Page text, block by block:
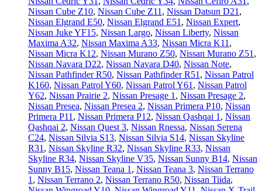
Nissan Cube Z10, Nissan Cube Z11 , Nissan Datsun D21 ,
Nissan Elgrand E50, Nissan Elgrand E51 , Nissan Expert,
Nissan Juke YF15, Nissan Largo, Nissan Liberty, Nissan
Maxima A32, Nissan Maxima A33, Nissan Micra K11 ,
Nissan Micra K12, Nissan Murano Z50, Nissan Murano Z51 ,
Nissan Navara D22, Nissan Navara D40, Nissan Note,
Nissan Pathfinder R50, Nissan Pathfinder R51 , Nissan Patrol
K160, Nissan Patrol Y60, Nissan Patrol Y61 , Nissan Patrol
Y62, Nissan Prairie 2, Nissan Presage 1 , Nissan Presage 2,
Nissan Presea, Nissan Presea 2, Nissan Primera P10, Nissan
Primera P11 , Nissan Primera P12, Nissan Qashqai 1 , Nissan
Qashqai 2, Nissan Quest 3, Nissan Rnessa, Nissan Serena
C24, Nissan Silvia S13, Nissan Silvia S14, Nissan Skyline
R31 , Nissan Skyline R32, Nissan Skyline R33, Nissan
Skyline R34, Nissan Skyline V35, Nissan Sunny B14, Nissan
Sunny B15, Nissan Teana 1 , Nissan Teana 3, Nissan Terrano
1 , Nissan Terrano 2, Nissan Terrano R50, Nissan Tiida,